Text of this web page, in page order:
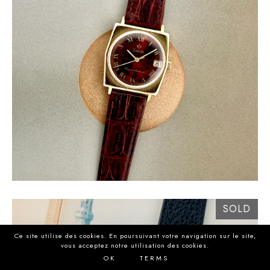
SOLD
Ce site utilise des cookies. En poursuivant votre navigation sur le site,
vous acceptez notre utilisation des cookies.
O K
T E R M S